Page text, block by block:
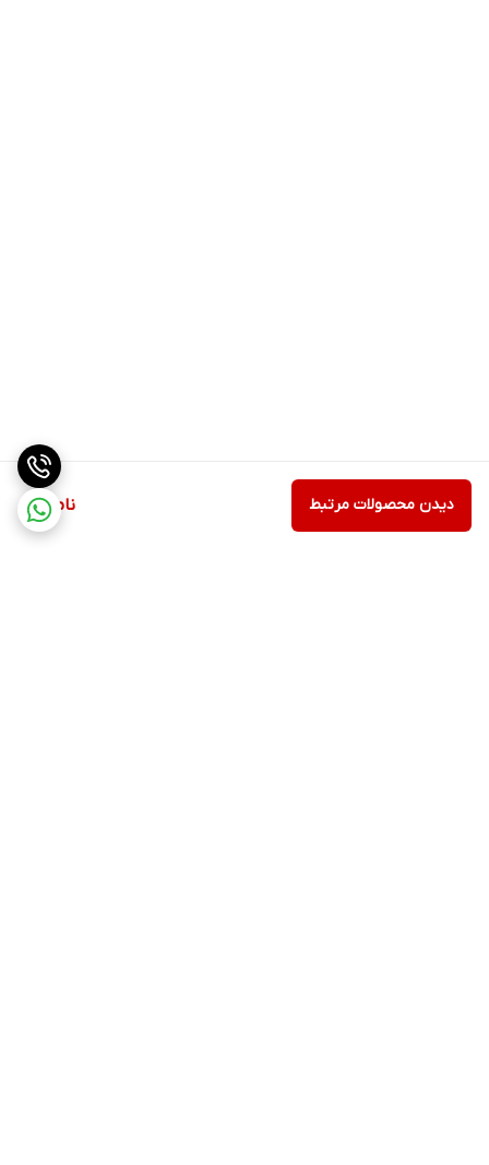
ناموجود دیدن محصولات مرتبط